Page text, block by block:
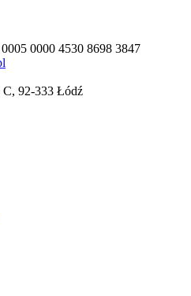
0000 4530 8698 3847
92-333 Łódź